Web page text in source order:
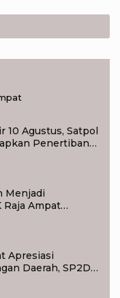
10 Agustus, Satpol
Penertiban
Menjadi
Raja Ampat
Apresiasi
Daerah, SP2D